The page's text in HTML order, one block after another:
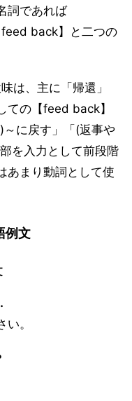
詞であれば
feed back】と二つの
は、主に「帰還」
ての【feed back】
に戻す」「(返事や
を入力として前段階
あまり動詞として使
例文
。